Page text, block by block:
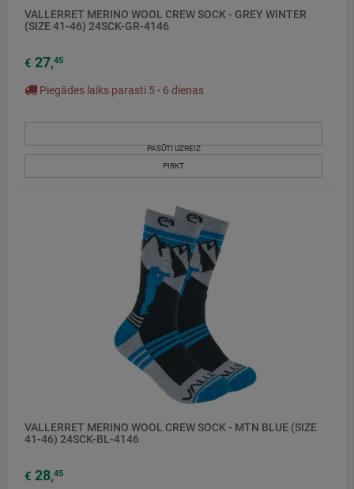
VALLERRET MERINO WOOL CREW SOCK - GREY WINTER
(SIZE 41-46) 24SCK-GR-4146
€ 27,45
Piegādes laiks parasti 5 - 6 dienas
PASŪTI UZREIZ
PIRKT
VALLERRET MERINO WOOL CREW SOCK - MTN BLUE (SIZE
41-46) 24SCK-BL-4146
€ 28,45